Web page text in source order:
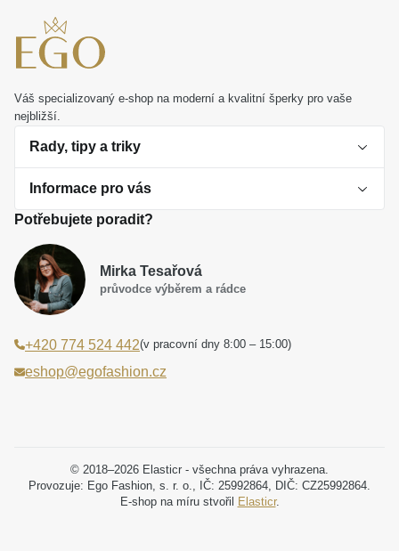
Ať už hledáte elegantní doplněk pro slavnostní večer,
nebo si chcete udělat radost jen tak, tento kousek vás
zaručeně okouzlí. Jde také o nádherný osobní dárek,
který s vámi bude sdílet váš životní příběh a nikdy
nevyjde z módy.
Váš specializovaný e-shop na moderní a kvalitní šperky pro vaše
nejbližší.
Rady, tipy a triky
O perlách
Jak vybrat perlový šperk
Dárková inspirace
Smaltované a korálkové šperky jako trend
Laboratorní diamanty jsou budoucnost
Jak správně pečovat o šperky
Informace pro vás
Obchodní podmínky
Reklamační řád
Poučení o právu na odstoupení od smlouvy
Podmínky slev a akčních nabídek
Projekt registrace ochranné známky
Potřebujete poradit?
Mirka Tesařová
průvodce výběrem a rádce
+420 774 524 442(v pracovní dny 8:00 – 15:00)
eshop@egofashion.cz
© 2018–2026 Elasticr - všechna práva vyhrazena.
Provozuje: Ego Fashion, s. r. o., IČ: 25992864, DIČ: CZ25992864.
E-shop na míru stvořil
Elasticr.